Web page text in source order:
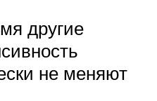
другие
не меняют